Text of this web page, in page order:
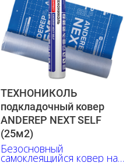
ТЕХНОНИКОЛЬ
подкладочный ковер
ANDEREP NEXT SELF
(25м2)
Безосновный
самоклеящийся ковер на